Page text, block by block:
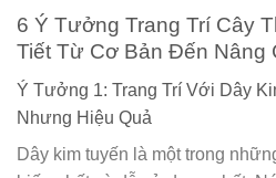
6 Ý Tưởng Trang Trí Cây
Tiết Từ Cơ Bản Đến Nâng
Ý Tưởng 1: Trang Trí Với Dây
Nhưng Hiệu Quả
Dây kim tuyến là một trong